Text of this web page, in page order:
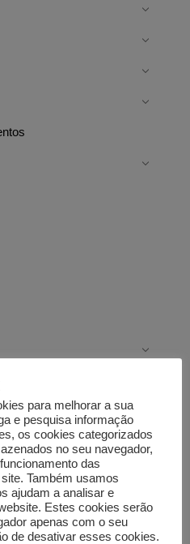
para melhorar a sua
e pesquisa informação
os cookies categorizados
no seu navegador,
das
Também usamos
ajudam a analisar e
Estes cookies serão
apenas com o seu
de desativar esses cookies.